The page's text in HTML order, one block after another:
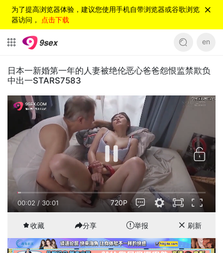
为了提高浏览器体验，建议您使用手机自带浏览器或谷歌浏览
器访问， 点击下载
en
日本一新婚第一年的人妻被绝伦恶心爸爸怨恨监禁欺负
中出一STARS7583
00:02 / 30:01 720P
收藏 分享 举报 刷新